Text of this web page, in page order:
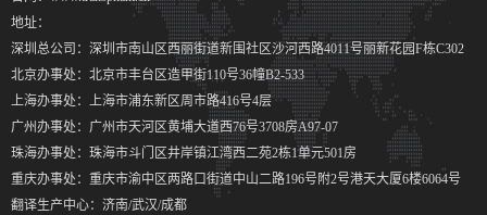
地址：
深圳总公司：深圳市南山区西丽街道新围社区沙河西路4011号丽新花园F栋C302
北京办事处：北京市丰台区造甲街110号36幢B2-533
上海办事处：上海市浦东新区周市路416号4层
广州办事处：广州市天河区黄埔大道西76号3708房A97-07
珠海办事处：珠海市斗门区井岸镇江湾西二苑2栋1单元501房
重庆办事处：重庆市渝中区两路口街道中山二路196号附2号港天大厦6楼6064号
翻译生产中心：济南/武汉/成都